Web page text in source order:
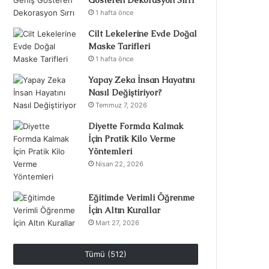
1 hafta önce
Cilt Lekelerine Evde Doğal
Maske Tarifleri
1 hafta önce
Yapay Zeka İnsan Hayatını
Nasıl Değiştiriyor?
Temmuz 7, 2026
Diyette Formda Kalmak
İçin Pratik Kilo Verme
Yöntemleri
Nisan 22, 2026
Eğitimde Verimli Öğrenme
İçin Altın Kurallar
Mart 27, 2026
Tümü (512)